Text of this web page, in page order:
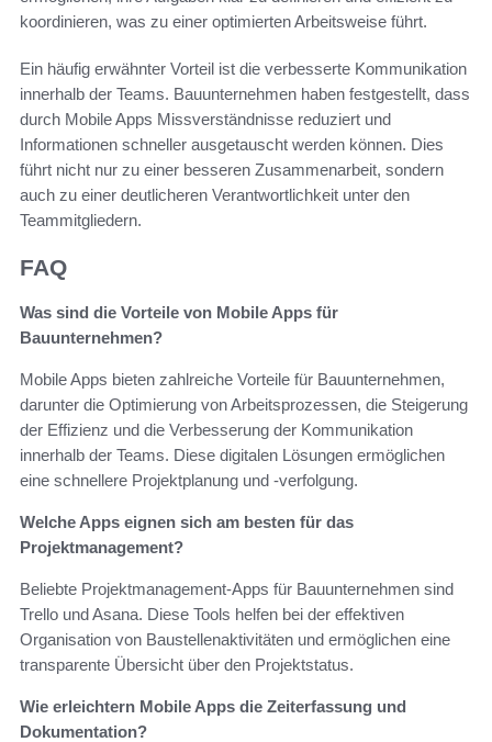
koordinieren, was zu einer optimierten Arbeitsweise führt.
Ein häufig erwähnter Vorteil ist die verbesserte Kommunikation
innerhalb der Teams. Bauunternehmen haben festgestellt, dass
durch Mobile Apps Missverständnisse reduziert und
Informationen schneller ausgetauscht werden können. Dies
führt nicht nur zu einer besseren Zusammenarbeit, sondern
auch zu einer deutlicheren Verantwortlichkeit unter den
Teammitgliedern.
FAQ
Was sind die Vorteile von Mobile Apps für
Bauunternehmen?
Mobile Apps bieten zahlreiche Vorteile für Bauunternehmen,
darunter die Optimierung von Arbeitsprozessen, die Steigerung
der Effizienz und die Verbesserung der Kommunikation
innerhalb der Teams. Diese digitalen Lösungen ermöglichen
eine schnellere Projektplanung und -verfolgung.
Welche Apps eignen sich am besten für das
Projektmanagement?
Beliebte Projektmanagement-Apps für Bauunternehmen sind
Trello und Asana. Diese Tools helfen bei der effektiven
Organisation von Baustellenaktivitäten und ermöglichen eine
transparente Übersicht über den Projektstatus.
Wie erleichtern Mobile Apps die Zeiterfassung und
Dokumentation?